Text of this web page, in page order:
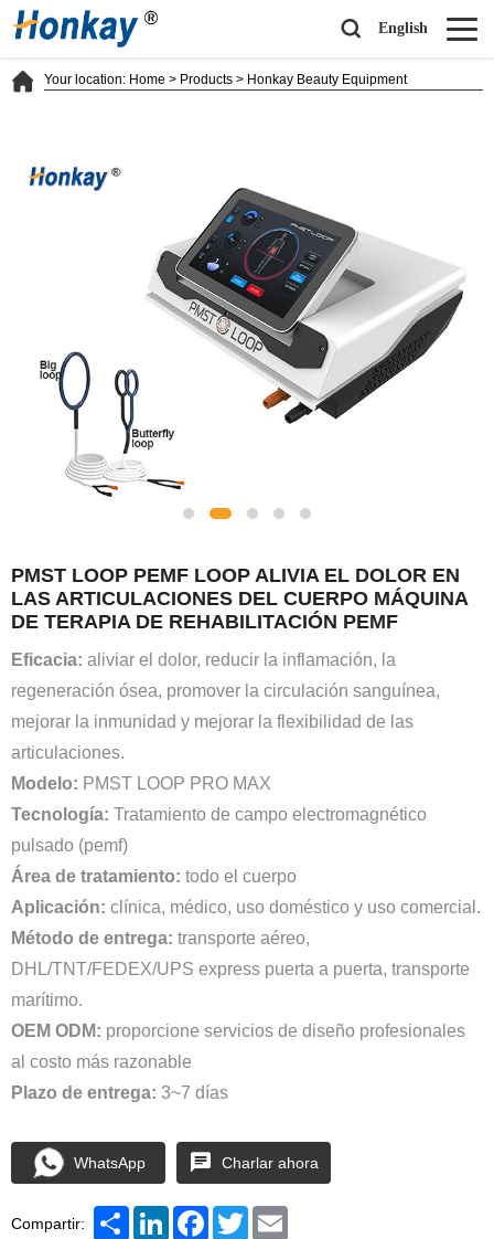
English
Your location: Home > Products > Honkay Beauty Equipment
PMST LOOP PEMF LOOP ALIVIA EL DOLOR EN
LAS ARTICULACIONES DEL CUERPO MÁQUINA
DE TERAPIA DE REHABILITACIÓN PEMF
Eficacia: aliviar el dolor, reducir la inflamación, la
regeneración ósea, promover la circulación sanguínea,
mejorar la inmunidad y mejorar la flexibilidad de las
articulaciones.
Modelo: PMST LOOP PRO MAX
Tecnología: Tratamiento de campo electromagnético
pulsado (pemf)
Área de tratamiento: todo el cuerpo
Aplicación: clínica, médico, uso doméstico y uso comercial.
Método de entrega: transporte aéreo,
DHL/TNT/FEDEX/UPS express puerta a puerta, transporte
marítimo.
OEM ODM: proporcione servicios de diseño profesionales
al costo más razonable
Plazo de entrega: 3~7 días
WhatsApp Charlar ahora
Compartir: ShareLinkedInFacebook
Twitter